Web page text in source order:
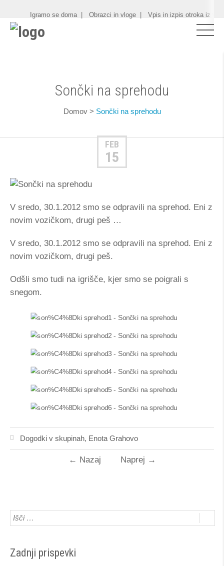
Igramo se doma Obrazci in vloge Vpis in izpis otroka iz
Sončki na sprehodu
Domov > Sončki na sprehodu
FEB
15
V sredo, 30.1.2012 smo se odpravili na sprehod. Eni z
novim vozičkom, drugi peš …
V sredo, 30.1.2012 smo se odpravili na sprehod. Eni z
novim vozičkom, drugi peš.
Odšli smo tudi na igrišče, kjer smo se poigrali s
snegom.
Dogodki v skupinah, Enota Grahovo
← Nazaj Naprej →
Zadnji prispevki